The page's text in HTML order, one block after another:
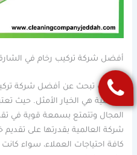
أفضل شركة تركيب رخام في
إذا كنت تبحث عن أفضل شركة
العالمية هي الخيار الأمثل. حيث
المجال وتتمتع بسمعة قوية في
شركة العالمية بقدرتها على تقديم
كافة احتياجات العملاء، سواء